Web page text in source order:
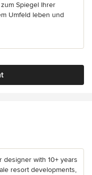
Spiegel Ihrer
Umfeld leben und
5 Sternen
designer with 10+ years
resort developments,